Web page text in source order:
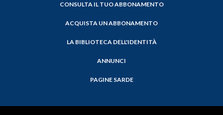
CONSULTA IL TUO ABBONAMENTO
ACQUISTA UN ABBONAMENTO
LA BIBLIOTECA DELL'IDENTITÀ
ANNUNCI
PAGINE SARDE